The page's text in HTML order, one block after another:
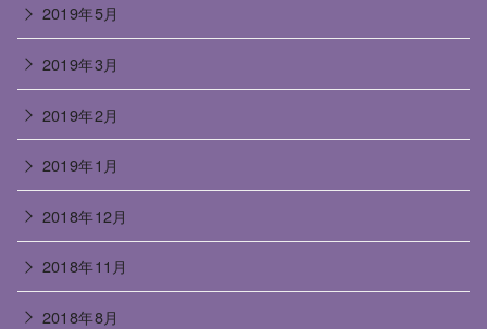
2019年5月
2019年3月
2019年2月
2019年1月
2018年12月
2018年11月
2018年8月